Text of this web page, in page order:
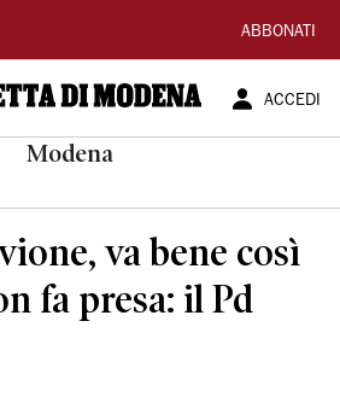
ABBONATI
ACCEDI
Modena
va bene così
fa presa: il Pd